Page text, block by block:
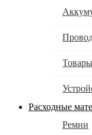
Расходные
Ремни